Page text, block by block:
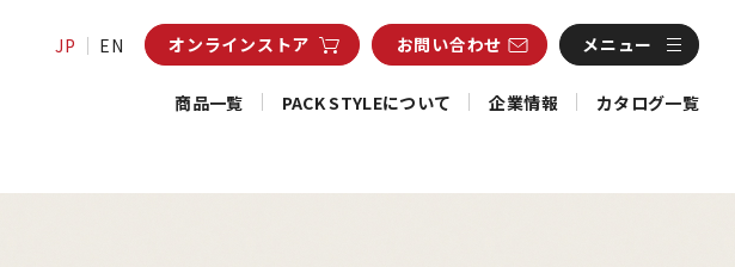
JP EN オンラインストア お問い合わせ メニュー
商品一覧 PACK STYLEについて 企業情報 カタログ一覧